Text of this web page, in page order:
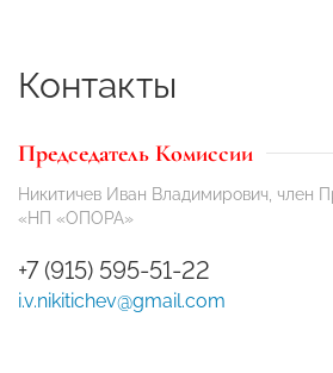
Контакты
Председатель Комиссии
Никитичев Иван Владимирович, член
«НП «ОПОРА»
+7 (915) 595-51-22
i.v.nikitichev@gmail.com